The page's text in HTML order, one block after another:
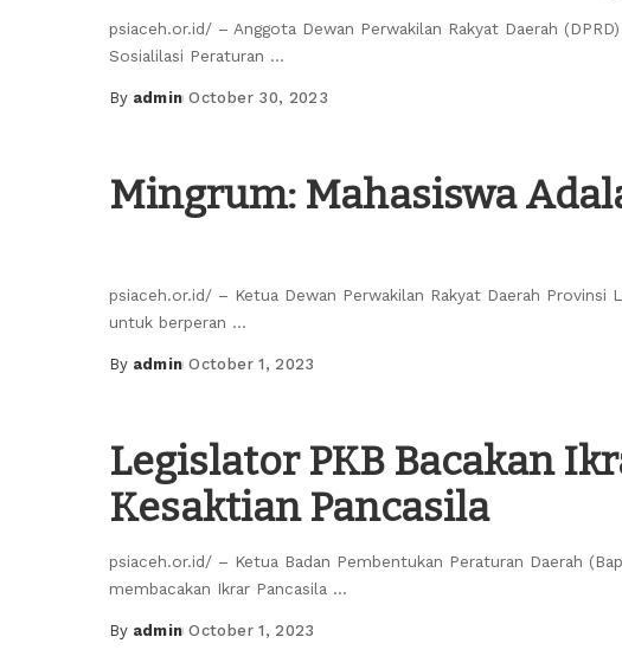
psiaceh.or.id/ – Anggota Dewan Perwakilan Rakyat Daerah
Sosialilasi Peraturan ...
Posted
By admin October 30, 2023
Mingrum: Mahasiswa
psiaceh.or.id/ – Ketua Dewan Perwakilan Rakyat Daerah Provinsi
untuk berperan ...
Posted
By admin October 1, 2023
Legislator PKB Bacakan
Kesaktian Pancasila
psiaceh.or.id/ – Ketua Badan Pembentukan Peraturan Daerah
membacakan Ikrar Pancasila ...
Posted
By admin October 1, 2023